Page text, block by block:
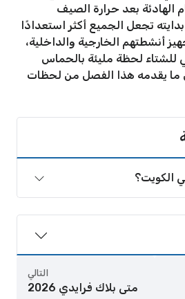
الهادئة بعد حرارة الصيف
تجعل الجميع أكثر استعدادًا
أنشطتهم الخارجية والداخلية،
للشتاء لحظة مليئة بالحماس
ما يقدمه هذا الفصل من لحظات
الكويت؟
التالي
متى بلاك فرايدي 2026